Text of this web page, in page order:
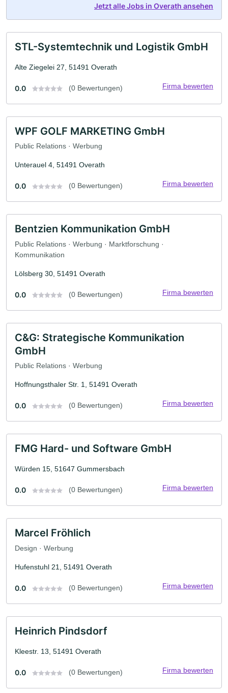
Jetzt alle Jobs in Overath ansehen
STL-Systemtechnik und Logistik GmbH
Alte Ziegelei 27, 51491 Overath
0.0 (0 Bewertungen) Firma bewerten
WPF GOLF MARKETING GmbH
Public Relations · Werbung
Unterauel 4, 51491 Overath
0.0 (0 Bewertungen) Firma bewerten
Bentzien Kommunikation GmbH
Public Relations · Werbung · Marktforschung ·
Kommunikation
Lölsberg 30, 51491 Overath
0.0 (0 Bewertungen) Firma bewerten
C&G: Strategische Kommunikation
GmbH
Public Relations · Werbung
Hoffnungsthaler Str. 1, 51491 Overath
0.0 (0 Bewertungen) Firma bewerten
FMG Hard- und Software GmbH
Würden 15, 51647 Gummersbach
0.0 (0 Bewertungen) Firma bewerten
Marcel Fröhlich
Design · Werbung
Hufenstuhl 21, 51491 Overath
0.0 (0 Bewertungen) Firma bewerten
Heinrich Pindsdorf
Kleestr. 13, 51491 Overath
0.0 (0 Bewertungen) Firma bewerten